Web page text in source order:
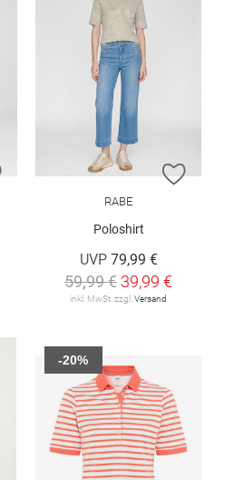
ZUR WUNSCHLISTE HINZUFÜGEN
ZUR
RABE
Poloshirt
UVP 79,99 €
59,99 € 39,99 €
inkl. MwSt. zzgl. Versand
-20%